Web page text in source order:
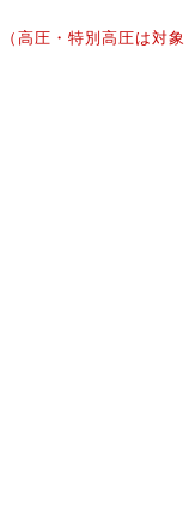
（高圧・特別高圧は対象